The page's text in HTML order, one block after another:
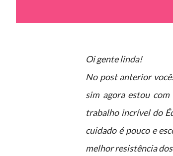
Oi gente linda!
No post anterior
sim agora estou com
trabalho incrível do
cuidado é pouco e
melhor resistência